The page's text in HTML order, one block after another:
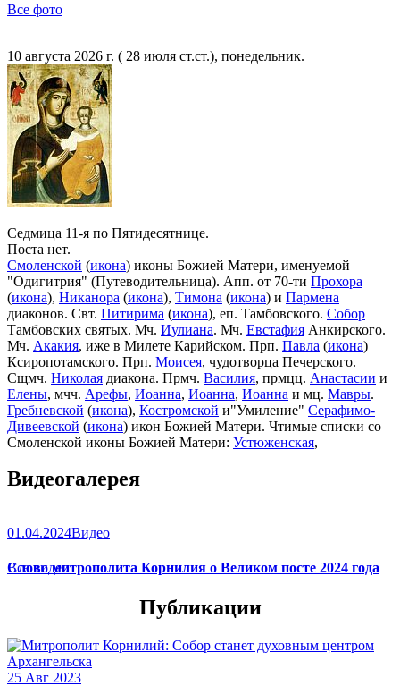
Все фото
10 августа 2026 г. ( 28 июля ст.ст.), понедельник.
Седмица 11-я по Пятидесятнице.
Поста нет.
Смоленской (икона) иконы Божией Матери, именуемой
"Одигитрия" (Путеводительница). Апп. от 70-ти Прохора
(икона), Никанора (икона), Тимона (икона) и Пармена
диаконов. Свт. Питирима (икона), еп. Тамбовского. Собор
Тамбовских святых. Мч. Иулиана. Мч. Евстафия Анкирского.
Мч. Акакия, иже в Милете Карийском. Прп. Павла (икона)
Ксиропотамского. Прп. Моисея, чудотворца Печерского.
Сщмч. Николая диакона. Прмч. Василия, прмцц. Анастасии и
Елены, мчч. Арефы, Иоанна, Иоанна, Иоанна и мц. Мавры.
Гребневской (икона), Костромской и"Умиление" Серафимо-
Дивеевской (икона) икон Божией Матери. Чтимые списки со
Смоленской иконы Божией Матери: Устюженская,
(икона),Игрицкая,Шуйская
Сергиевская(в Троице-Сергиевой Лавре).
Видеогалерея
01.04.2024Видео
Слово митрополита Корнилия о Великом посте 2024 года
Все видео
Публикации
25 Авг 2023